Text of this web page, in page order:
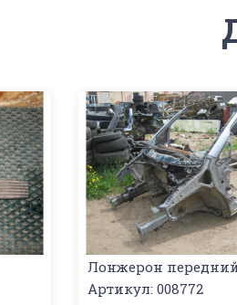
Лонжерон
Артикул: 008772